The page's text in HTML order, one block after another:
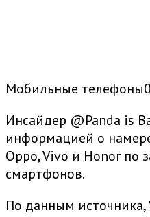
Мобильные
Инсайдер @Panda is
информацией о
Oppo, Vivo и Honor по
смартфонов.
По данным источника,